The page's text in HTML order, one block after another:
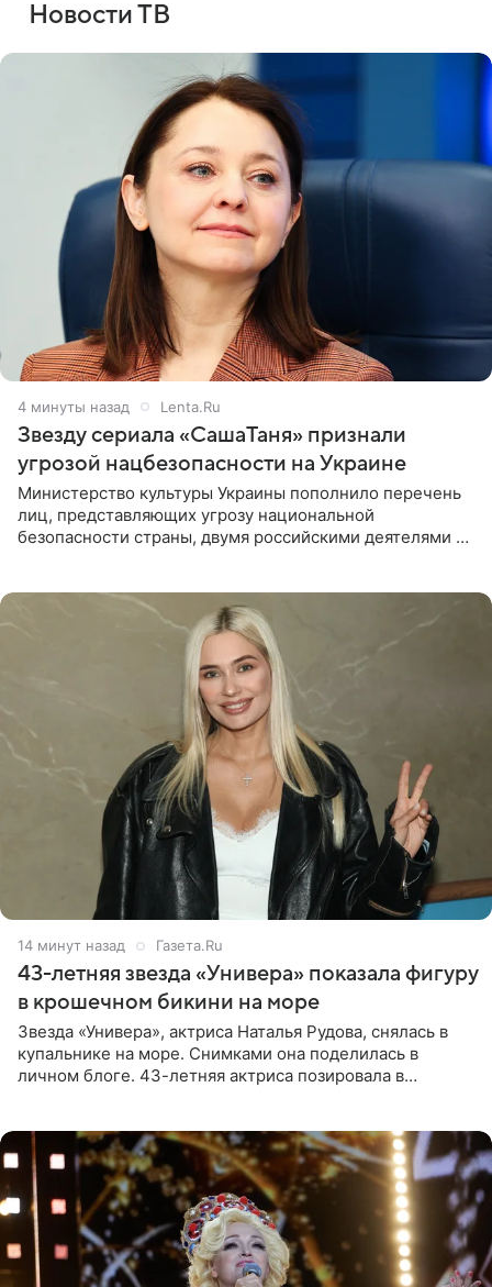
Новости ТВ
4 минуты назад Lenta.Ru
Звезду сериала «СашаТаня» признали
угрозой нацбезопасности на Украине
Министерство культуры Украины пополнило перечень
лиц, представляющих угрозу национальной
безопасности страны, двумя российскими деятелями —
14 минут назад Газета.Ru
43-летняя звезда «Универа» показала фигуру
в крошечном бикини на море
Звезда «Универа», актриса Наталья Рудова, снялась в
купальнике на море. Снимками она поделилась в
личном блоге. 43-летняя актриса позировала в